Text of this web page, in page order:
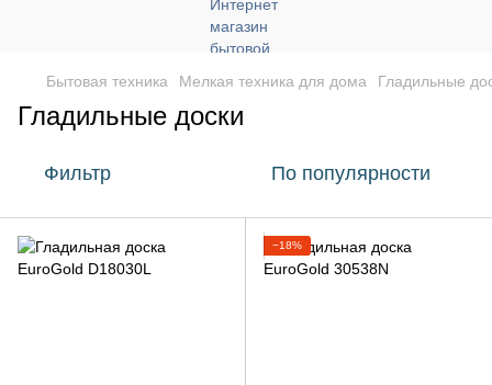
Бытовая техника Мелкая техника для дома Гладильные
Гладильные доски
Фильтр По популярности
−18%